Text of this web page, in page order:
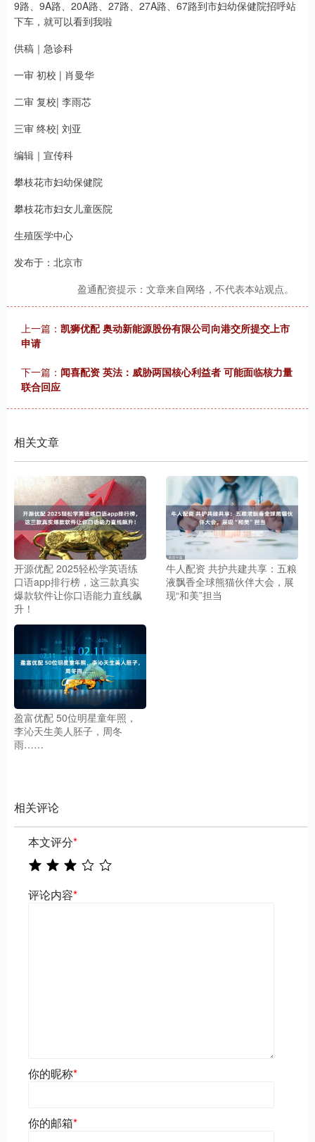
9路、9A路、20A路、27路、27A路、67路到市妇幼保健院招呼站
下车，就可以看到我啦
供稿｜急诊科
一审 初校 | 肖曼华
二审 复校| 李雨芯
三审 终校| 刘亚
编辑｜宣传科
攀枝花市妇幼保健院
攀枝花市妇女儿童医院
生殖医学中心
发布于：北京市
盈通配资提示：文章来自网络，不代表本站观点。
上一篇： 凯狮优配 奥动新能源股份有限公司向港交所提交上市
申请
下一篇： 闻喜配资 英法：威胁两国核心利益者 可能面临核力量
联合回应
相关文章
开源优配 2025轻松学英语练
口语app排行榜，这三款真实
爆款软件让你口语能力直线飙
升！
牛人配资 共护共建共享：五粮
液飘香全球熊猫伙伴大会，展
现“和美”担当
盈富优配 50位明星童年照，
李沁天生美人胚子，周冬
雨……
相关评论
本文评分*
评论内容*
你的昵称*
你的邮箱*